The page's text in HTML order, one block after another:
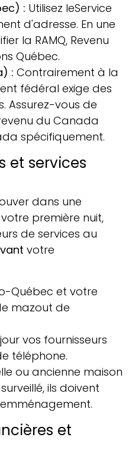
: Utilisez leService
d'adresse. En une
la RAMQ, Revenu
Québec.
: Contrairement à la
fédéral exige des
Assurez-vous de
du Canada
spécifiquement.
et services
dans une
première nuit,
de services au
votre
Québec et votre
mazout de
vos fournisseurs
téléphone.
ou ancienne maison
ils doivent
et